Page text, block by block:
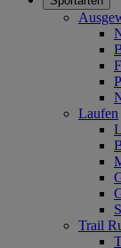
Laufen
Trail